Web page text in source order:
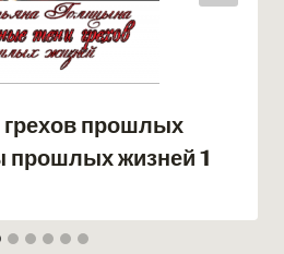
прошлых
прошлых жизней 1